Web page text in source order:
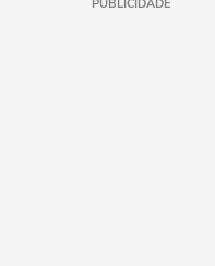
PUBLICIDADE